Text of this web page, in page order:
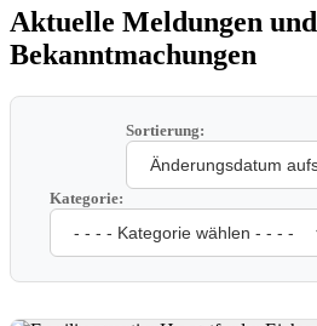
Aktuelle Meldungen und
Bekanntmachungen
Sortierung:
Kategorie: